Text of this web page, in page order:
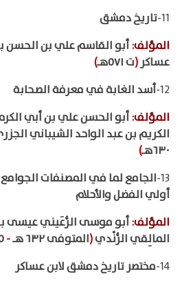
11- تاريخ دمشق
المؤلف:أبو القاسم علي بن الحسن
عساكر(ت ٥٧١هـ
)
12- أسد الغابة في معرفة الصحابة
المؤلف:أبو الحسن علي بن أبي
الكريم بن عبد الواحد الشيباني
٦٣٠هـ
)
13- الجامع لما في المصنفات
أولي الفضل والأحلام
المؤلف:أبو موسى الرُّعَيني عيسى
المالِقي الرُّنْدي(المتوفى ٦٣٢ هـ -
14- مختصر تاريخ دمشق لابن عساكر